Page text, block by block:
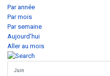
Par année
Par mois
Par semaine
Aujourd'hui
Aller au mois